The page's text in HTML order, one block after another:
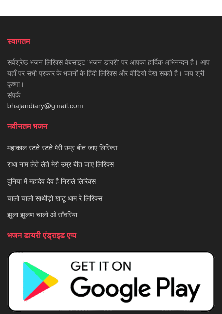
स्वागतम
सर्वश्रेष्ठ भजन लिरिक्स वेबसाइट 'भजन डायरी' पर आपका हार्दिक अभिनन्दन है। आप
यहाँ पर सभी प्रकार के भजनों के हिंदी लिरिक्स और वीडियो देख सकते है। जय श्री
कृष्णा।
संपर्क -
bhajandiary@gmail.com
नवीनतम भजन
महाकाल रटते रटते मेरी उम्र बीत जाए लिरिक्स
राधा नाम लेते लेते मेरी उम्र बीत जाए लिरिक्स
दुनिया में महादेव देव है निराले लिरिक्स
चालो चालो साथीड़ो खाटू धाम रे लिरिक्स
झूला झूलण चालो ओ साँवरिया
भजन डायरी एंड्राइड एप्प